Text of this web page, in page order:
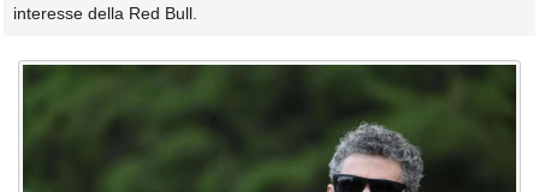
interesse della Red Bull.